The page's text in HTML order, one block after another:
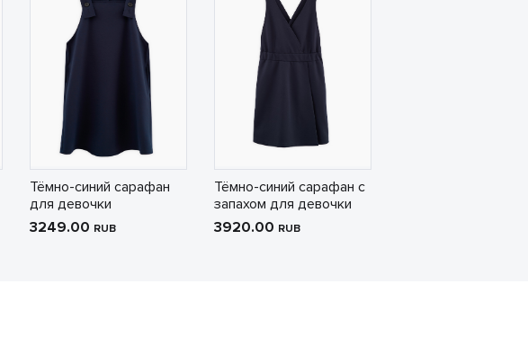
Тёмно-синий сарафан
для девочки
3249.00 RUB
Тёмно-синий сарафан с
запахом для девочки
3920.00 RUB